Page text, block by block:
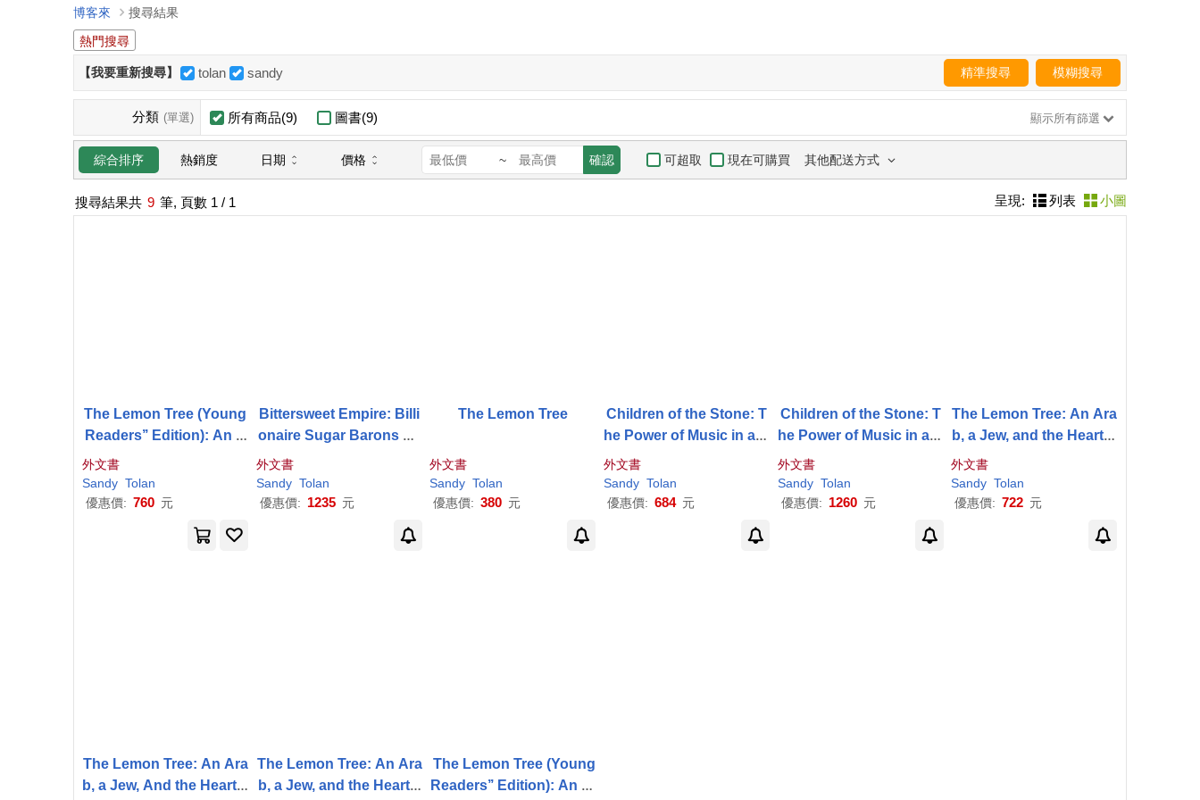
博客來
搜尋結果
熱門搜尋
【我要重新搜尋】 tolan sandy 精準搜尋 模糊搜尋
分類 (單選) 所有商品(9) 圖書(9) 顯示所有篩選
綜合排序 熱銷度 日期 價格 ~ 確認 可超取 現在可購買 其他配送方式
搜尋結果共 9 筆, 頁數 1 / 1 呈現: 列表 小圖
The Lemon Tree (Young
Readers’’ Edition): An A
rab, a Jew, and the Heart
of the Middle East
外文書
Sandy Tolan
優惠價: 760 元
Bittersweet Empire: Billi
onaire Sugar Barons an
d the Ghosts of Slavery
外文書
Sandy Tolan
優惠價: 1235 元
The Lemon Tree
外文書
Sandy Tolan
優惠價: 380 元
Children of the Stone: T
he Power of Music in a H
外文書
Sandy Tolan
優惠價: 684 元
Children of the Stone: T
he Power of Music in a H
外文書
Sandy Tolan
優惠價: 1260 元
The Lemon Tree: An Ara
b, a Jew, and the Heart o
f the Middle East
外文書
Sandy Tolan
優惠價: 722 元
The Lemon Tree: An Ara
b, a Jew, And the Heart o
The Lemon Tree: An Ara
b, a Jew, and the Heart o
The Lemon Tree (Young
Readers’’ Edition): An Ar